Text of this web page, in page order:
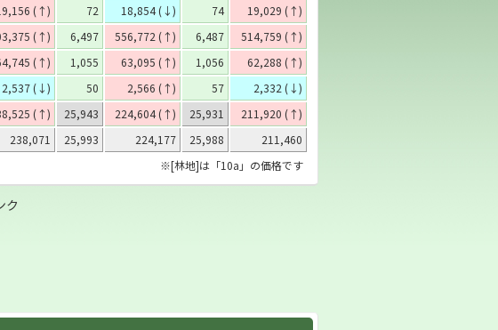
(↑) 72 18,854 (↓) 74
19,029 (↑)
(↑) 6,497 556,772 (↑) 6,487
514,759 (↑)
(↑) 1,055 63,095 (↑) 1,056
62,288 (↑)
2,537 (↓) 50 2,566 (↑) 57
2,332 (↓)
(↑) 25,943 224,604 (↑) 25,931
211,920 (↑)
238,071 25,993 224,177 25,988
211,460
※[林地]は「10a」の価格です
ク